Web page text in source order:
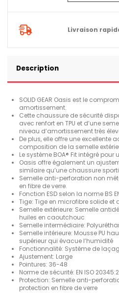
Livraison
Description
SOLID GEAR Oasis est le
amortissement.
Cette chaussure de sécurité
avec renfort en TPU et d’une
niveau d’amortissement très
De plus, elle offre une excellente
composition de la semelle
Le système BOA® Fit intégré
Oasis offre également un
similaire qu’une chaussure
Semelle anti-perforation non
en fibre de verre.
Fonction ESD selon la norme BS
Tige: Tige en microfibre solide et
Semelle extérieure: Semelle
huiles en caoutchouc
Semelle intermédiaire:
Semelle intérieure: Mousse PU
supérieur qui évacue l’humidité
Fonctionnalité: Système de
Ajustement: Large
Pointures: 36-48
Norme de sécurité: EN ISO
Protection: Semelle anti-
protection en fibre de verre